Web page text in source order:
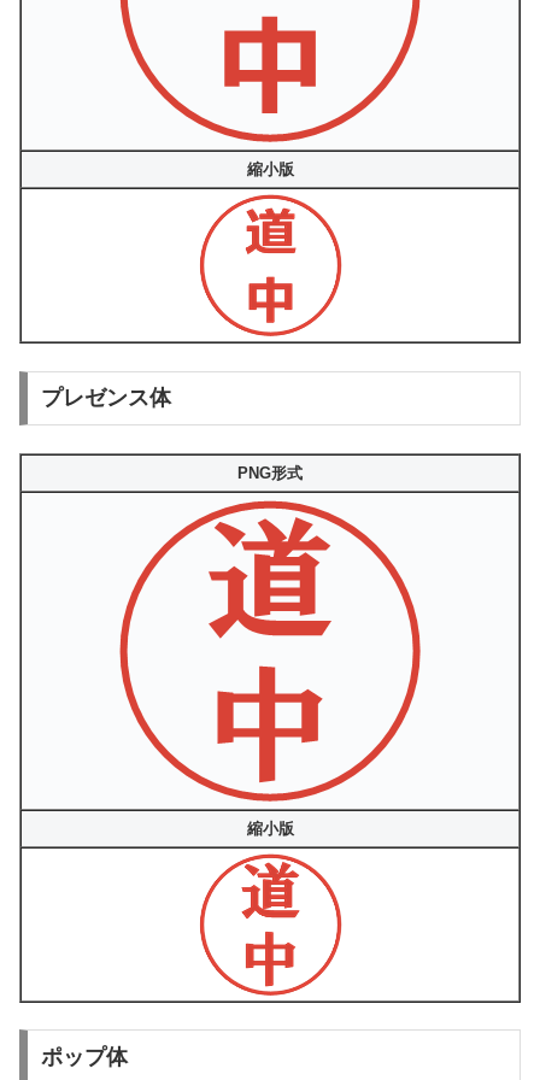
縮小版
プレゼンス体
PNG形式
縮小版
ポップ体